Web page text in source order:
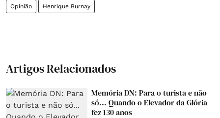
Opinião Henrique Burnay
Artigos Relacionados
Memória DN: Para o turista e não
só... Quando o Elevador da Glória
fez 130 anos